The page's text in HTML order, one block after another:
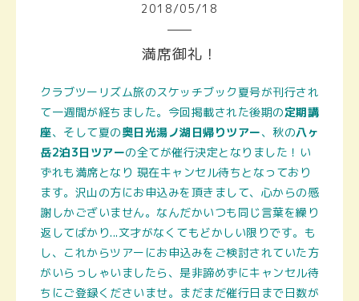
2018/05/18
満席御礼！
クラブツーリズム旅のスケッチブック夏号が刊行され
て一週間が経ちました。今回掲載された後期の定期講
座、そして夏の奥日光湯ノ湖日帰りツアー、秋の八ヶ
岳2泊3日ツアーの全てが催行決定となりました！い
ずれも満席となり 現在キャンセル待ちとなっており
ます。沢山の方にお申込みを頂きまして、心からの感
謝しかございません。なんだかいつも同じ言葉を繰り
返してばかり...文才がなくてもどかしい限りです。も
し、これからツアーにお申込みをご検討されていた方
がいらっしゃいましたら、是非諦めずにキャンセル待
ちにご登録くださいませ。まだまだ催行日まで日数が